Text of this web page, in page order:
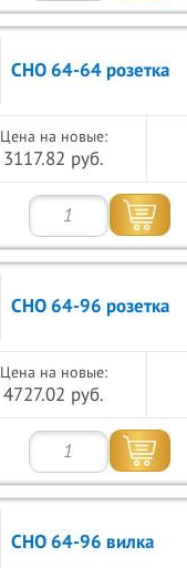
СНО 64-64 розетка
Цена на новые:
3117.82 руб.
СНО 64-96 розетка
Цена на новые:
4727.02 руб.
СНО 64-96 вилка